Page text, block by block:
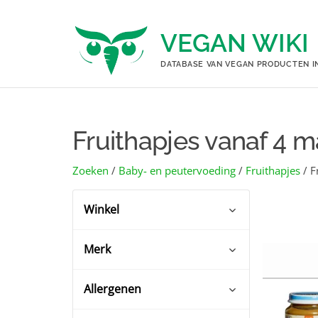
VEGAN WIKI
DATABASE VAN VEGAN PRODUCTEN
Fruithapjes vanaf 4
Zoeken / Baby- en peutervoeding / Fruithapjes /
Winkel
Coop
(1)
Merk
Allergenen